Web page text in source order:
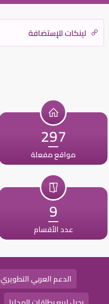
لينكات للإستضافة
297
مواقع مفعلة
9
عدد الأقسام
الدعم العربي التطويري